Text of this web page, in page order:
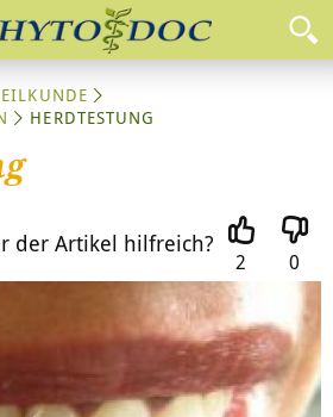
HERDTESTUNG
der Artikel hilfreich?
2 0